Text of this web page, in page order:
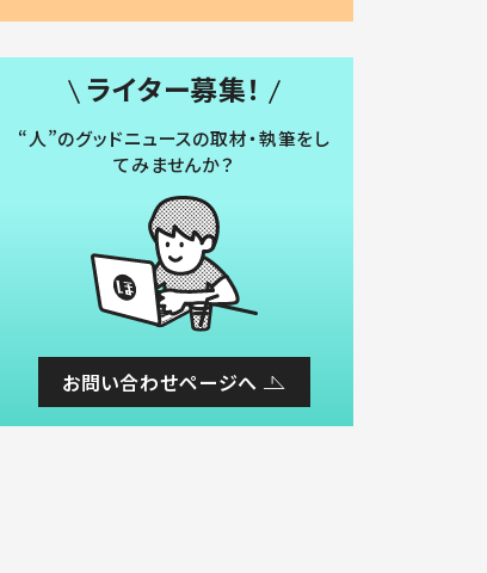
ライター募集！
“人”のグッドニュースの取材・執筆をし
てみませんか？
お問い合わせページへ